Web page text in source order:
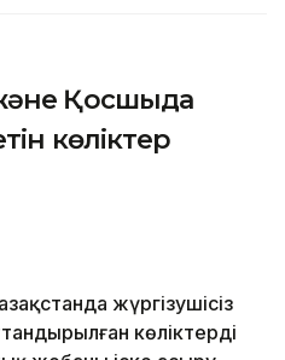
Қосшыда
көліктер
жүргізушісіз
көліктерді